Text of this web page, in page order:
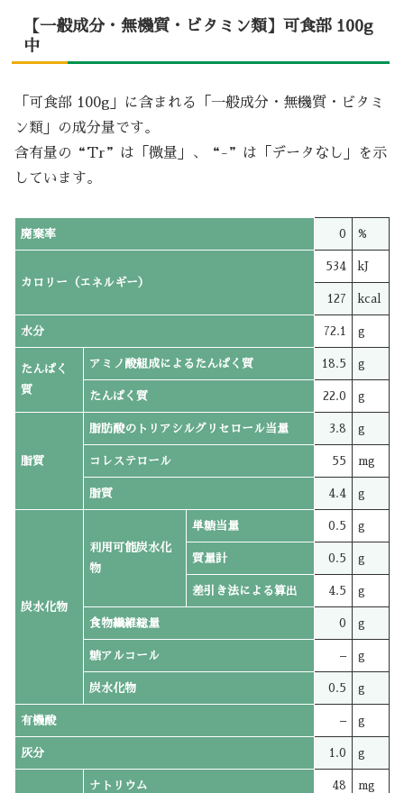
【一般成分・無機質・ビタミン類】可食部 100g
中
「可食部 100g」に含まれる「一般成分・無機質・ビタミ
ン類」の成分量です。
含有量の“Tr”は「微量」、“-”は「データなし」を示
しています。
廃棄率 0 %
カロリー（エネルギー）
534 kJ
127 kcal
水分 72.1 g
たんぱく
質
アミノ酸組成によるたんぱく質 18.5 g
たんぱく質 22.0 g
脂質
脂肪酸のトリアシルグリセロール当量 3.8 g
コレステロール 55 mg
脂質 4.4 g
炭水化物
利用可能炭水化
物
単糖当量 0.5 g
質量計 0.5 g
差引き法による算出 4.5 g
食物繊維総量 0 g
糖アルコール – g
炭水化物 0.5 g
有機酸 – g
灰分 1.0 g
ナトリウム 48 mg